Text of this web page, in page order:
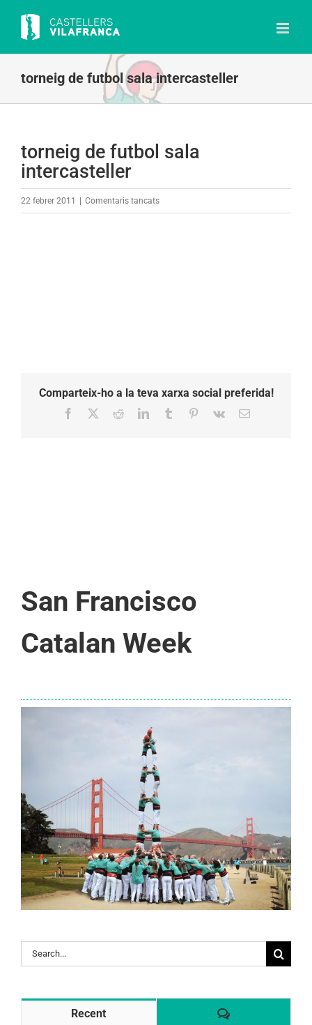
content
torneig de futbol sala intercasteller
torneig de futbol sala
intercasteller
22 febrer 2011 Comentaris tancatsa
Comparteix-ho a la teva xarxa social preferida!
Facebook RedditLinkedInTumblr Pinterest
Vk Email:
San Francisco
Catalan Week
Search
for:
Recent Comentaris